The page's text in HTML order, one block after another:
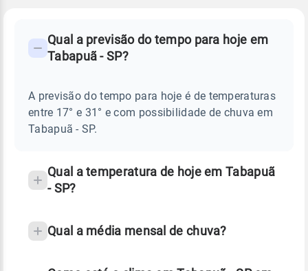
TEMPO
TABAPUÃ
Perguntas
sobre
chuva
Qual a previsão do tempo para hoje em
Tabapuã - SP?
A previsão do tempo para hoje é de temperaturas
entre 17° e 31° e com possibilidade de chuva em
Tabapuã - SP.
Qual a temperatura de hoje em Tabapuã
- SP?
Qual a média mensal de chuva?